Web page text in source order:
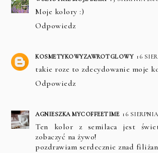
Moje kolory :)
Odpowiedz
KOSMETYKOWYZAWROTGLOWY 16
takie roze to zdecydowanie moje
Odpowiedz
AGNIESZKA MYCOFFEETIME 16 SIERPNIA
Ten kolor z semilaca jest
zobaczyć na żywo!
pozdrawiam serdecznie znad